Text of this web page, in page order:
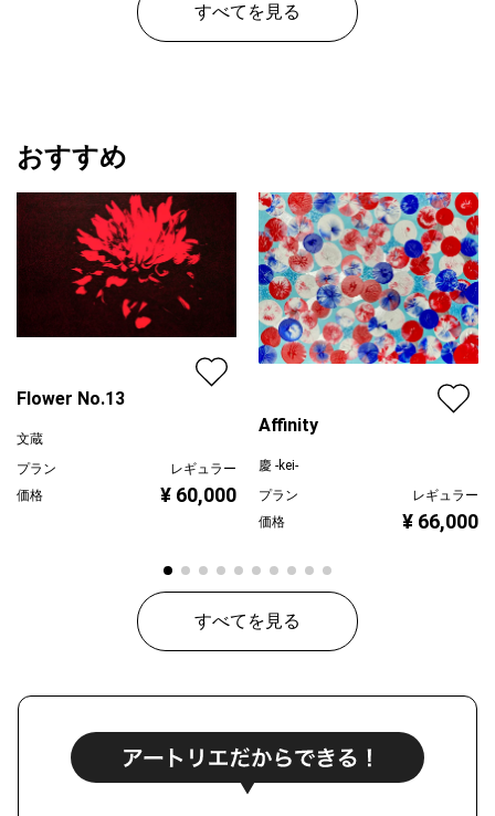
すべてを見る
おすすめ
Flower No.13
文蔵
プラン
レギュラー
価格
¥ 60,000
Affinity
慶 -kei-
プラン
レギュラー
価格
¥ 66,000
すべてを見る